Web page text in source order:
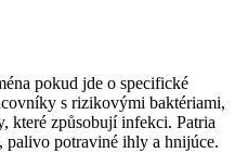
pokud jde o specifické
s rizikovými baktériami,
které způsobují infekci. Patria
palivo potraviné ihly a hnijúce.